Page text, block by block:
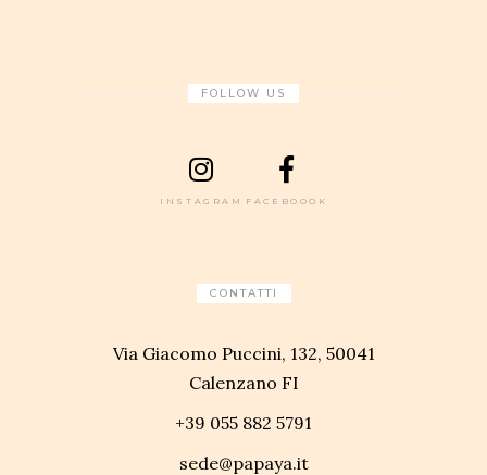
FOLLOW US
INSTAGRAM FACEBOOOK
CONTATTI
Via Giacomo Puccini, 132, 50041
Calenzano FI
+39 055 882 5791
sede@papaya.it